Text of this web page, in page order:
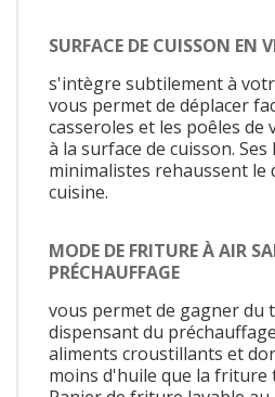
SURFACE DE CUISSON EN
s'intègre subtilement à
vous permet de déplacer
casseroles et les poêles de
à la surface de cuisson.
minimalistes rehaussent le
cuisine.
MODE DE FRITURE À AIR
PRÉCHAUFFAGE
vous permet de gagner du
dispensant du
aliments croustillants et
moins d'huile que la friture